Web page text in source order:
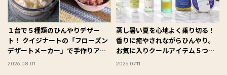
１台で５種類のひんやりデザー
ト！ クイジナートの「フローズン
デザートメーカー」で手作りアイ
スを楽しんでみた #Omezaトーク
2026.08.01
蒸し暑い夏を心地よく乗り切る！
香りに癒やされながらひんやり。
お気に入りクールアイテム５つ
#Omezaトーク
2026.07.11